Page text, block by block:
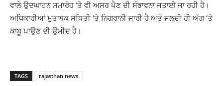
ਵਾਲੇ ਉਦਘਾਟਨ ਸਮਾਰੋਹ ‘ਤੇ ਵੀ ਅਸਰ ਪੈਣ ਦੀ ਸੰਭਾਵਨਾ ਜਤਾਈ ਜਾ ਰਹੀ ਹੈ।
ਅਧਿਕਾਰੀਆਂ ਮੁਤਾਬਕ ਸਥਿਤੀ ‘ਤੇ ਨਿਗਰਾਨੀ ਜਾਰੀ ਹੈ ਅਤੇ ਜਲਦੀ ਹੀ ਅੱਗ ‘ਤੇ
ਕਾਬੂ ਪਾਉਣ ਦੀ ਉਮੀਦ ਹੈ।
TAGS rajasthan news